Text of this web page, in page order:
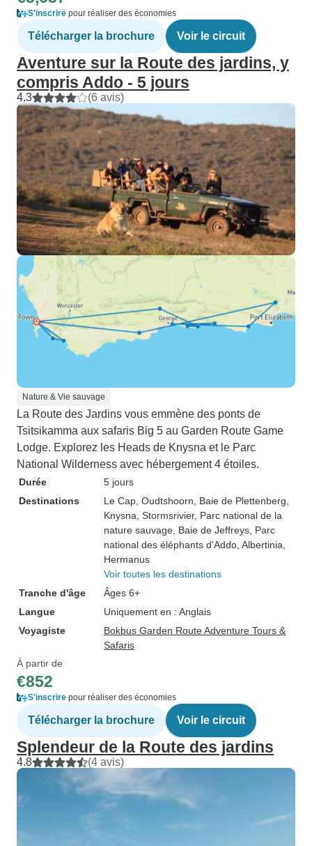
S'inscrire pour réaliser des économies
Télécharger la brochure Voir le circuit
Aventure sur la Route des jardins, y
compris Addo - 5 jours
4.3 (6 avis)
Nature & Vie sauvage
La Route des Jardins vous emmène des ponts de
Tsitsikamma aux safaris Big 5 au Garden Route Game
Lodge. Explorez les Heads de Knysna et le Parc
National Wilderness avec hébergement 4 étoiles.
Durée
5 jours
Destinations
Le Cap , Oudtshoorn , Baie de Plettenberg
Knysna , Stormsrivier, Parc national de la
nature sauvage , Baie de Jeffreys , Parc
national des éléphants d'Addo , Albertinia
Hermanus
Voir toutes les destinations
Tranche d'âge
Âges 6+
Langue
Uniquement en : Anglais
Voyagiste
Bokbus Garden Route Adventure Tours &
Safaris
À partir de
€852
S'inscrire pour réaliser des économies
Télécharger la brochure Voir le circuit
Splendeur de la Route des jardins
4.8 (4 avis)